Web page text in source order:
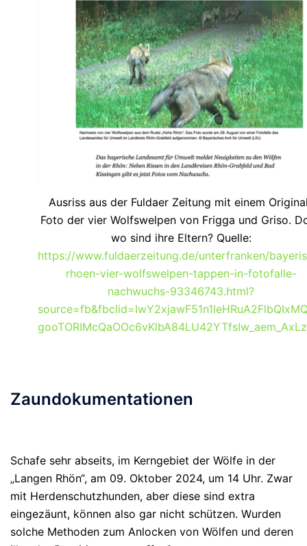
Ausriss aus der Fuldaer Zeitung mit einem
Foto der vier Wolfswelpen von Frigga und Griso.
wo sind ihre Eltern? Quelle:
https://www.fuldaerzeitung.de/unterfranken/
rhoen-vier-wolfswelpen-tappen-in-fotofalle-
nachwuchs-93346743.html?
Zaundokumentationen
Schafe sehr abseits, im Kerngebiet der Wölfe in der
„Langen Rhön“, am 09. Oktober 2024, um 14 Uhr. Zwar
mit Herdenschutzhunden, aber diese sind extra
eingezäunt, können also gar nicht schützen. Wurden
solche Methoden zum Anlocken von Wölfen und deren